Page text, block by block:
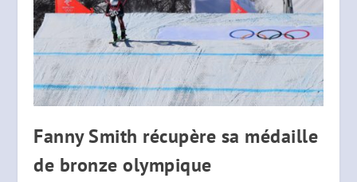
Fanny Smith récupère sa médaille
de bronze olympique